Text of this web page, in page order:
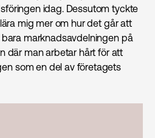
idag. Dessutom tyckte
mig mer om hur det går att
marknadsavdelningen på
där man arbetar hårt för att
som en del av företagets